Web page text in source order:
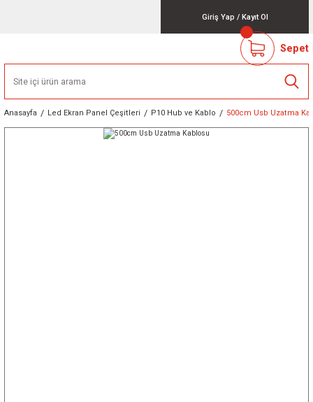
Giriş Yap / Kayıt Ol
Sepet
Anasayfa Led Ekran Panel Çeşitleri P10 Hub ve Kablo 500cm Usb Uzatma